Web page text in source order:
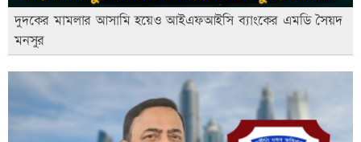
দুদকের মামলার আসামি হয়েও আইএফআইসি ব্যাংকের এমডি সৈয়দ
মনসুর